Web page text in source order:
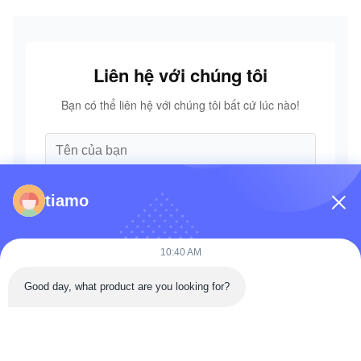
Liên hệ với chúng tôi
Bạn có thể liên hệ với chúng tôi bất cứ lúc nào!
tiamo
10:40 AM
Good day, what product are you looking for?